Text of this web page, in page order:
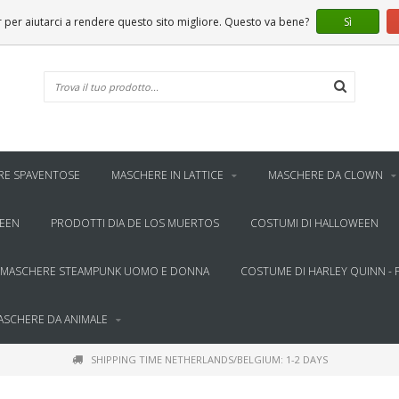
SPAVENTOSE MASCHERE IN LATTICE MASCHERE DA CLOWN
PRODOTTI DIA DE LOS MUERTOS COSTUMI DI HALLOWEEN
MASCHERE STEAMPUNK UOMO E DONNA COSTUME DI HARLEY QUINN -
DA ANIMALE
SHIPPING TIME NETHERLANDS/BELGIUM: 1-2 DAYS
aiutarci a rendere questo sito migliore. Questo va bene? Sì